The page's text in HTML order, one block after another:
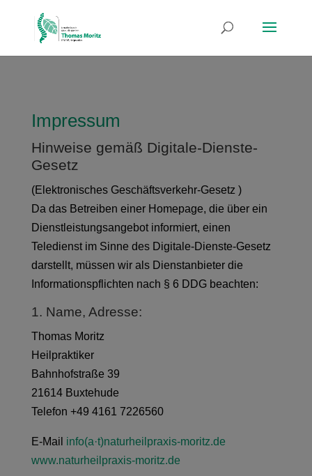
Impressum
Hinweise gemäß Digitale-Dienste-
Gesetz
(Elektronisches Geschäftsverkehr-Gesetz )
Da das Betreiben einer Homepage, die über ein
Dienstleistungsangebot informiert, einen
Teledienst im Sinne des Digitale-Dienste-Gesetz
darstellt, müssen wir als Dienstanbieter die
Informationspflichten nach § 6 DDG beachten:
1. Name, Adresse:
Thomas Moritz
Heilpraktiker
Bahnhofstraße 39
21614 Buxtehude
Telefon +49 4161 7226560
E-Mail info(a·t)naturheilpraxis-moritz.de
www.naturheilpraxis-moritz.de